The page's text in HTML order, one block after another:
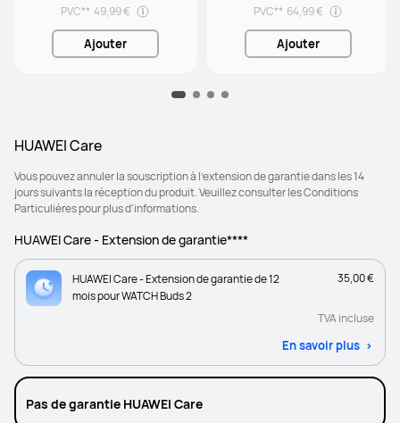
PVC** 49,99 €
Ajouter
PVC** 64,99 €
Ajouter
HUAWEI Care
Vous pouvez annuler la souscription à l’extension de garantie dans les 14
jours suivants la réception du produit. Veuillez consulter les Conditions
Particulières pour plus d'informations.
HUAWEI Care - Extension de garantie****
HUAWEI Care - Extension de garantie de 12
mois pour WATCH Buds 2
35,00 €
TVA incluse
En savoir plus
Pas de garantie HUAWEI Care